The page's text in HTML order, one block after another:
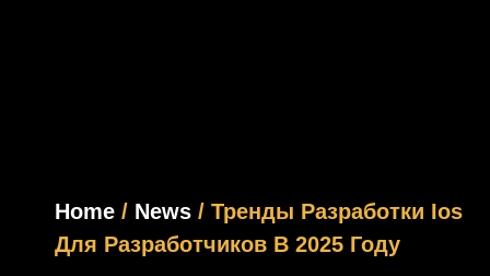
Home / News / Тренды Разработки Ios
Для Разработчиков В 2025 Году